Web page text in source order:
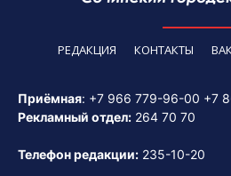
РЕДАКЦИЯ КОНТАКТЫ
Приёмная: +7 966 779-96-00 +7
Рекламный отдел: 264 70 70
Телефон редакции: 235-10-20